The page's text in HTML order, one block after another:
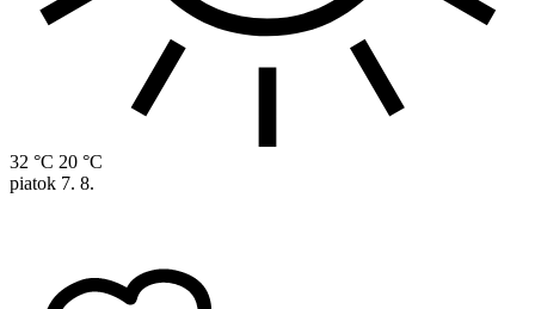
32 °C 20 °C
piatok 7. 8.